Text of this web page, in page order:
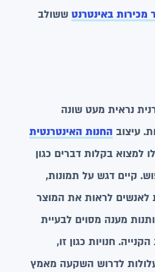
מכירות באינטרנט ששולב
נראית מעט שונה
עיצוב החנות האינטרנטית
למצוא בקלות דברים כגון
קיים דגש על תמונות,
לראות את המוצר
מענה מסוים לבעיית
חנויות כגון זו,
לדרוש השקעה מאמץ